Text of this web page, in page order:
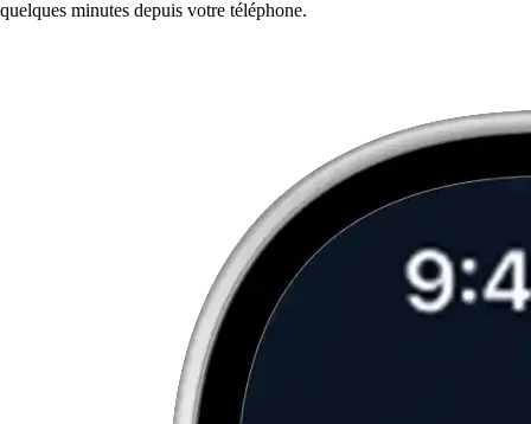
quelques minutes depuis votre téléphone.